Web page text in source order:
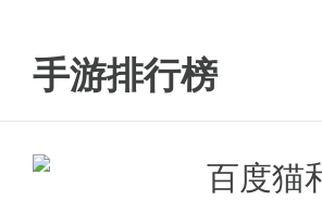
12、大幅降低封妖平
13、个人boss额外增
手游排行榜
百度猫